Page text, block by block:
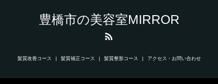
豊橋市の美容室MIRROR
髪質改善コース 髪質補正コース 髪質整形コース アクセス・お問い合わせ